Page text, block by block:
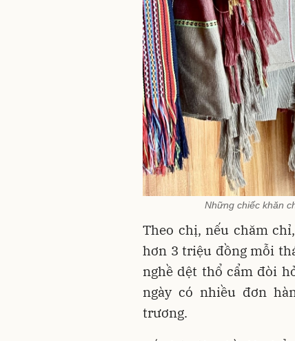
Những chiếc khăn
Theo chị, nếu chăm
hơn 3 triệu đồng mỗi
nghề dệt thổ cẩm đòi
ngày có nhiều đơn
trương.